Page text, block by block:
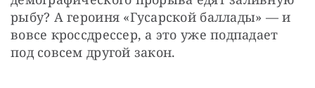
рыбу? А героиня «Гусарской баллады» — и
вовсе кроссдрессер, а это уже подпадает
под совсем другой закон.